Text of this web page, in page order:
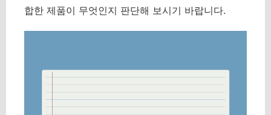
합한 제품이 무엇인지 판단해 보시기 바랍니다.